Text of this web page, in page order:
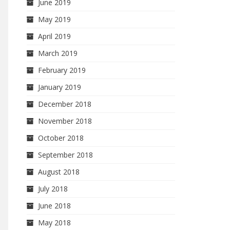
June 2019
May 2019
April 2019
March 2019
February 2019
January 2019
December 2018
November 2018
October 2018
September 2018
August 2018
July 2018
June 2018
May 2018